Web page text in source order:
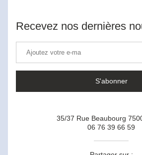
Recevez nos dernières
S'abonner
35/37 Rue Beaubourg
06 76 39 66 59